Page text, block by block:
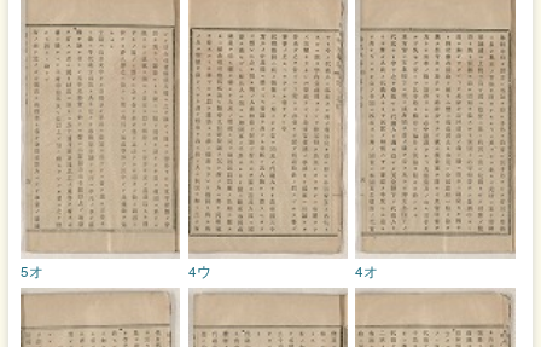
4オ
4ウ
5オ